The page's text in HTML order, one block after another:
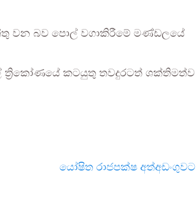
වන බව පොල් වගාකිරීමේ මණ්ඩලයේ
ත්‍රිකෝණයේ කටයුතු තවදුරටත් ශක්තිමත්ව
යෝෂිත රාජපක්ෂ අත්අඩංගුවට